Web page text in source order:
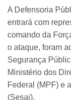
A Defensoria
entrará com
comando da
o ataque, foram
Segurança
Ministério dos
Federal (MPF) e
(Sesai).